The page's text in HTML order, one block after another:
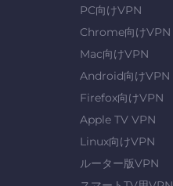
PC向けVPN
Chrome向けVPN
Mac向けVPN
Android向けVPN
Firefox向けVPN
Apple TV VPN
Linux向けVPN
ルーター版VPN